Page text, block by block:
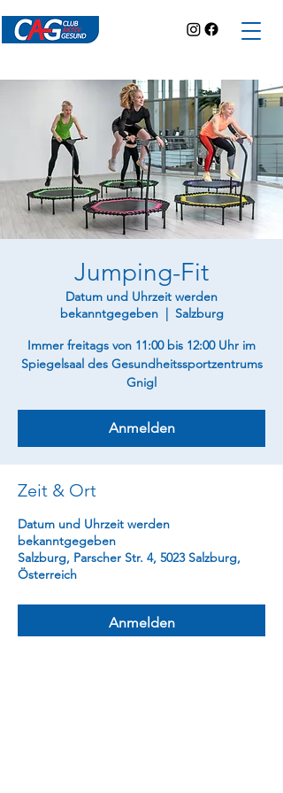
Jumping-Fit
Datum und Uhrzeit werden
bekanntgegeben
  |
Salzburg
Immer freitags von 11:00 bis 12:00 Uhr im
Spiegelsaal des Gesundheitssportzentrums
Gnigl
Anmelden
Zeit & Ort
Datum und Uhrzeit werden
bekanntgegeben
Salzburg, Parscher Str. 4, 5023 Salzburg,
Österreich
Anmelden